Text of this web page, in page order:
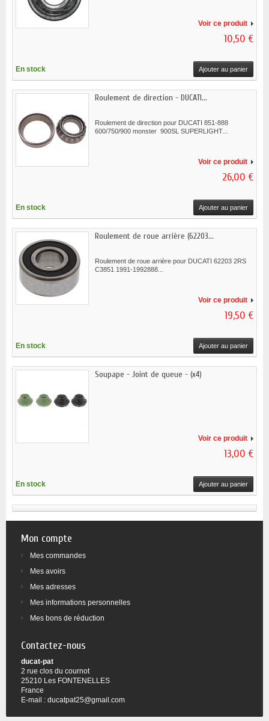
Voir ce produit
10,50 €
En stock Ajouter au panier
Roulement de direction - DUCATI...
Roulement de direction pour DUCATI 851-888
600/750/900 monster 900SL SUPERLIGHT...
Voir ce produit
26,00 €
En stock Ajouter au panier
Roulement de roue arrière (62203...
Roulement de roue arrière pour DUCATI 62203 2RS
C3851 1991-1992888...
Voir ce produit
19,50 €
En stock Ajouter au panier
Soupape - Joint de queue - (x4)
Voir ce produit
13,00 €
En stock Ajouter au panier
Mon compte
Mes commandes
Mes avoirs
Mes adresses
Mes informations personnelles
Mes bons de réduction
Contactez-nous
ducat-pat
2 rue clos du cournot
25210 Les FONTENELLES
France
E-mail : ducatpat25@gmail.com